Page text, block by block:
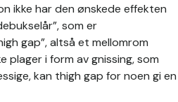
ikke har den ønskede effekten
som er
gap”, altså et mellomrom
plager i form av gnissing, som
kan thigh gap for noen gi en